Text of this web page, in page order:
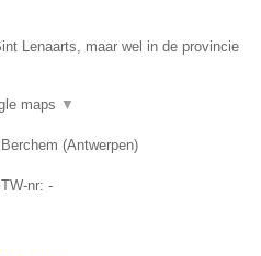
Lenaarts, maar wel in de provincie
maps ▼
Berchem (Antwerpen)
nr: -